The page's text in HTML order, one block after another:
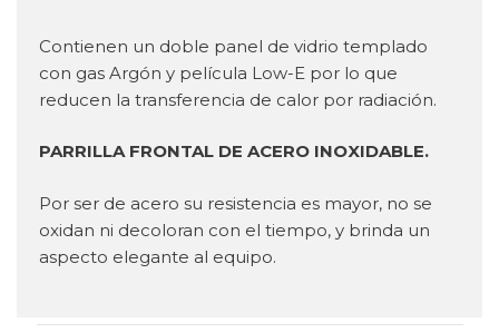
Contienen un doble panel de vidrio templado
con gas Argón y película Low-E por lo que
reducen la transferencia de calor por radiación.
PARRILLA FRONTAL DE ACERO INOXIDABLE.
Por ser de acero su resistencia es mayor, no se
oxidan ni decoloran con el tiempo, y brinda un
aspecto elegante al equipo.